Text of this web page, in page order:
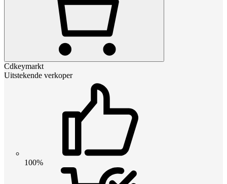
Cdkeymarkt
Uitstekende verkoper
100%